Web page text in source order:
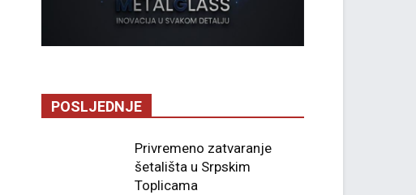
POSLJEDNJE
Privremeno zatvaranje
šetališta u Srpskim
Toplicama